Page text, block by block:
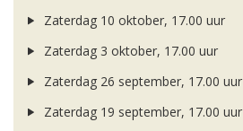
Zaterdag 10 oktober, 17.00 uur
Zaterdag 3 oktober, 17.00 uur
Zaterdag 26 september, 17.00 uur
Zaterdag 19 september, 17.00 uur